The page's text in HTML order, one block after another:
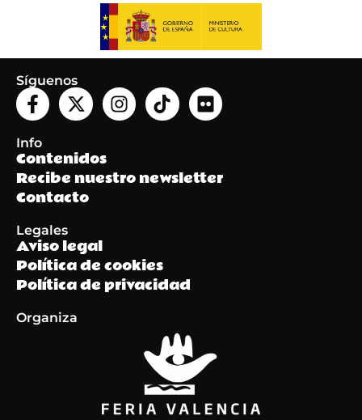
Síguenos
Info
Contenidos
Recibe nuestro newsletter
Contacto
Legales
Aviso legal
Política de cookies
Política de privacidad
Organiza